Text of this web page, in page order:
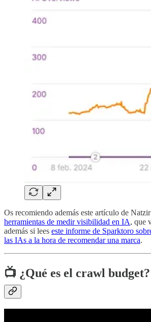
Os recomiendo además este artículo de
herramientas de medir visibilidad en IA, que
además si lees este informe de Sparktoro
las IAs a la hora de recomendar una marca.
📺 ¿Qué es el crawl budget?